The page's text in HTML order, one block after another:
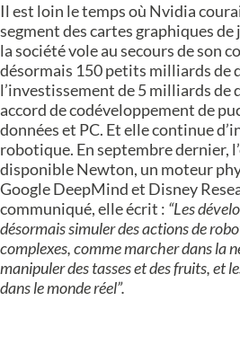
Il est loin le temps où Nvidia
segment des cartes graphiques
la société vole au secours de son
désormais 150 petits milliards de
l’investissement de 5 milliards de
accord de codéveloppement de
données et PC. Et elle continue
robotique. En septembre dernier,
disponible Newton, un moteur
Google DeepMind et Disney
communiqué, elle écrit : “Les
désormais simuler des actions de
complexes, comme marcher dans la
manipuler des tasses et des fruits, et
dans le monde réel”.